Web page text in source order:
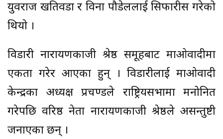
युवराज खतिवडा र विना पौडेललाई सिफारीस गरेको
थियो ।
विडारी नारायणकाजी श्रेष्ठ समूहबाट माओवादीमा
एकता गरेर आएका हुन् । विडारीलाई माओवादी
केन्द्रका अध्यक्ष प्रचण्डले राष्ट्रियसभामा मनोनित
गरेपछि वरिष्ठ नेता नारायणकाजी श्रेष्ठले असन्तुष्टी
जनाएका छन् ।